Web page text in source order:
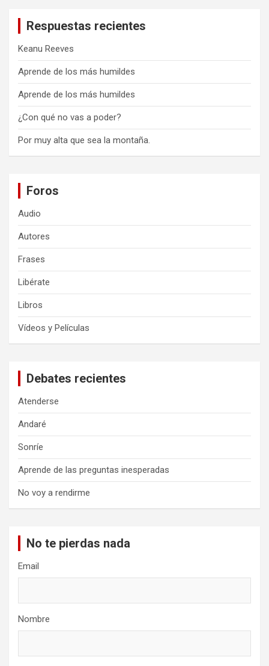
Respuestas recientes
Keanu Reeves
Aprende de los más humildes
Aprende de los más humildes
¿Con qué no vas a poder?
Por muy alta que sea la montaña.
Foros
Audio
Autores
Frases
Libérate
Libros
Vídeos y Películas
Debates recientes
Atenderse
Andaré
Sonríe
Aprende de las preguntas inesperadas
No voy a rendirme
No te pierdas nada
Email
Nombre